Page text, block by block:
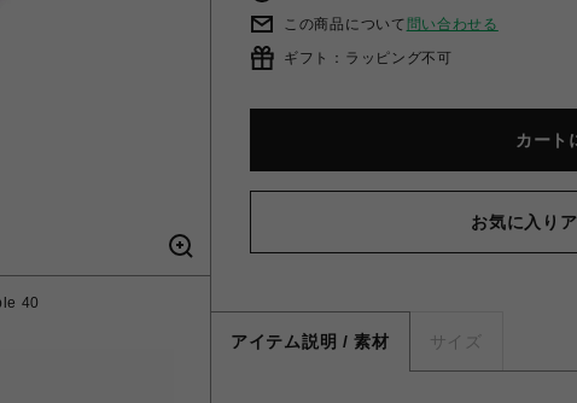
40
この商品について 問い合わせる
ギフト：ラッピング不可
カート
お気に入り
アイテム説明 / 素材 サイズ